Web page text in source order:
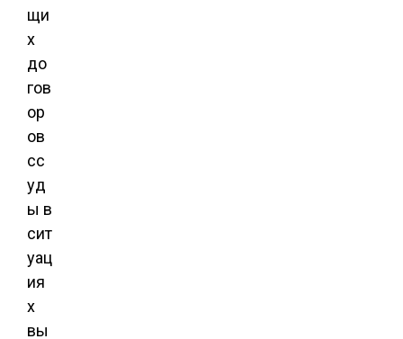
щи
х
до
гов
ор
ов
сс
уд
ы в
сит
уац
ия
х
вы